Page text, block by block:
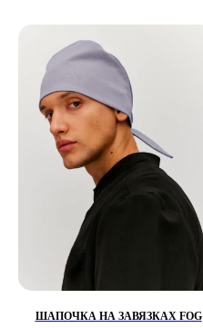
ШАПОЧКА НА ЗАВЯЗКАХ FOG